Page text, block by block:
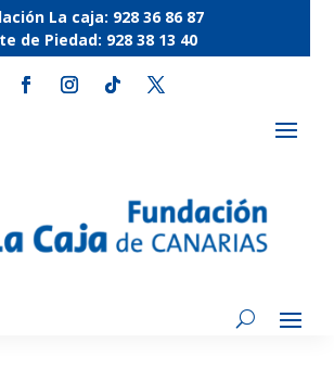
La caja: 928 36 86 87
de Piedad: 928 38 13 40